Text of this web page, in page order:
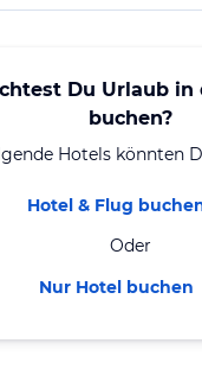
Du Urlaub in
buchen?
Hotels könnten
Hotel & Flug
Oder
Nur Hotel buchen